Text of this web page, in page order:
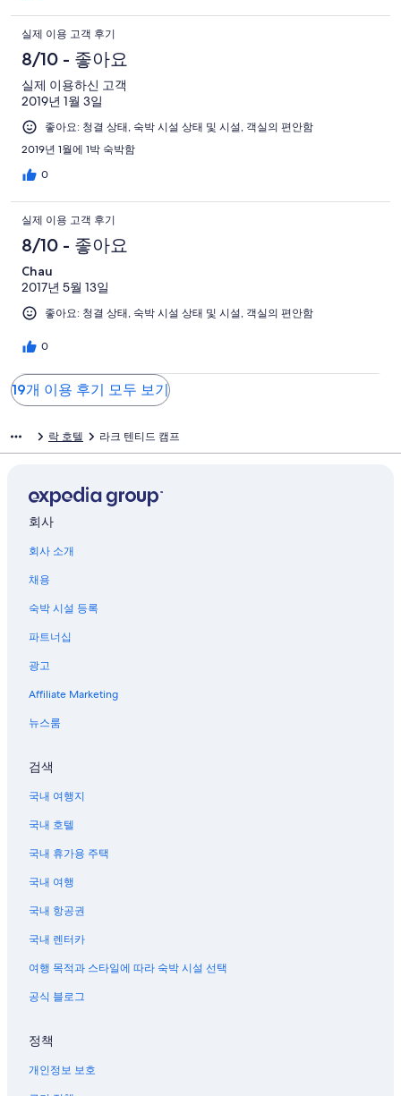
실제 이용 고객 후기
8/10 - 좋아요
실제 이용하신 고객
2019년 1월 3일
좋아요: 청결 상태, 숙박 시설 상태 및 시설, 객실의 편안함
2019년 1월에 1박 숙박함
0
실제 이용 고객 후기
8/10 - 좋아요
Chau
2017년 5월 13일
좋아요: 청결 상태, 숙박 시설 상태 및 시설, 객실의 편안함
0
19개 이용 후기 모두 보기
락 호텔 라크 텐티드 캠프
회사
회사 소개
채용
숙박 시설 등록
파트너십
광고
Affiliate Marketing
뉴스룸
검색
국내 여행지
국내 호텔
국내 휴가용 주택
국내 여행
국내 항공권
국내 렌터카
여행 목적과 스타일에 따라 숙박 시설 선택
공식 블로그
정책
개인정보 보호